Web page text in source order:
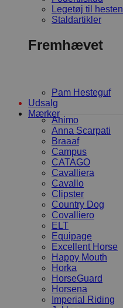
Legetøj til hesten
Staldartikler
Fremhævet
Pam Hesteguf
Udsalg
Mærker
Animo
Anna Scarpati
Braaaf
Campus
CATAGO
Cavalliera
Cavallo
Clipster
Country Dog
Covalliero
ELT
Equipage
Excellent Horse
Happy Mouth
Horka
HorseGuard
Horsena
Imperial Riding